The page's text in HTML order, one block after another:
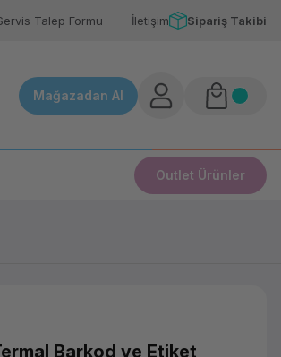
Talep Formu İletişim Sipariş Takibi
Mağazadan Al
Outlet Ürünler
Barkod ve Etiket